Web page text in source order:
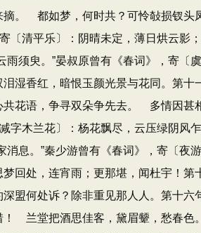
。 都如梦，何时共？可怜敧损钗头
〔清平乐〕：阴晴未定，薄日烘云
须臾。​”晏叔原曾有《春词》​，寄〔
香红，暗恨玉颜光景与花同。第十
花语，争寻双朵争先去。 多情因
字木兰花〕：杨花飘尽，云压绿阴风
息。​”秦少游曾有《春词》​，寄〔夜
处，连宵雨；更那堪，闻杜宇！第
盟何处诉？除非重见那人人。第十六
兰堂把酒思佳客，黛眉颦，愁春色